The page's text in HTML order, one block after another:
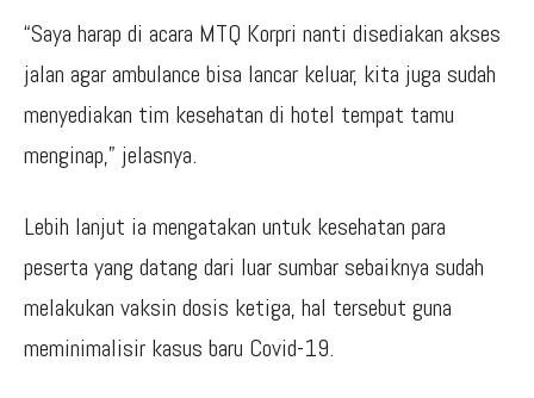
“Saya harap di acara MTQ Korpri nanti disediakan akses
jalan agar ambulance bisa lancar keluar, kita juga sudah
menyediakan tim kesehatan di hotel tempat tamu
menginap,” jelasnya.
Lebih lanjut ia mengatakan untuk kesehatan para
peserta yang datang dari luar sumbar sebaiknya sudah
melakukan vaksin dosis ketiga, hal tersebut guna
meminimalisir kasus baru Covid-19.